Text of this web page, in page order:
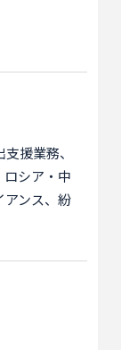
援業務、
ロシア・中
アンス、紛